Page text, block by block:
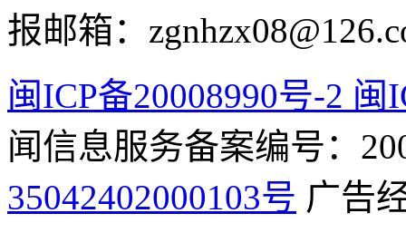
报邮箱：
闽ICP备20008990号-2 闽
闻信息服务备案编号：
35042402000103号 广告